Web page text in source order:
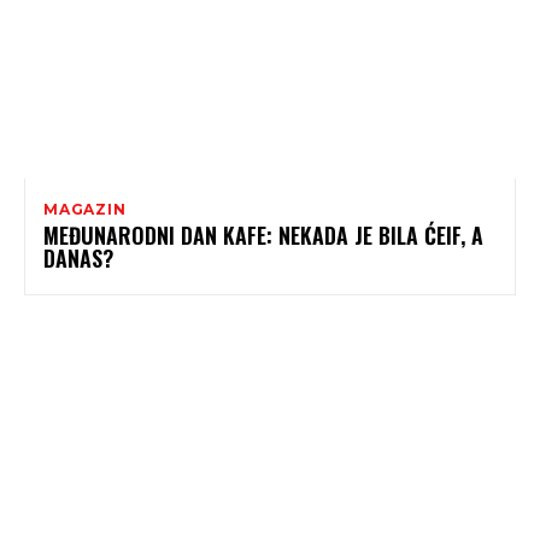
MAGAZIN
MEĐUNARODNI DAN KAFE: NEKADA JE BILA ĆEIF, A
DANAS?